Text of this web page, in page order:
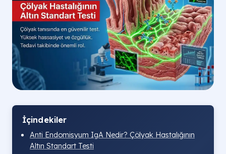
İçindekiler
Anti Endomisyum IgA Nedir? Çölyak Hastalığının
Altın Standart Testi